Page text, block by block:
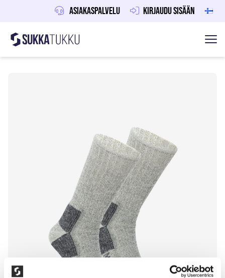
Asiakaspalvelu Kirjaudu sisään
Hoppa till innehåll
Sukkatukku